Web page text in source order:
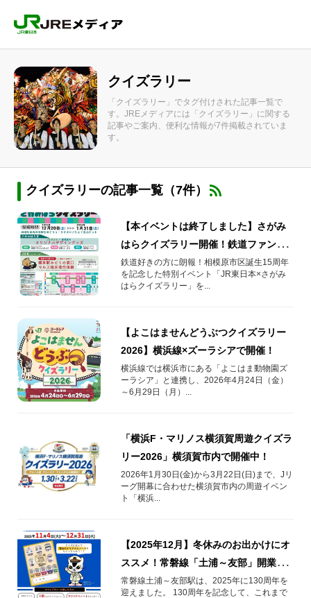
クイズラリー
「クイズラリー」でタグ付けされた記事一覧で
す。JREメディアには「クイズラリー」に関する
記事やご案内、便利な情報が7件掲載されていま
す。
クイズラリーの記事一覧（7件）
【本イベントは終了しました】さがみ
はらクイズラリー開催！鉄道ファン必
見、マルス端末操作体験も抽選で当た
ります
鉄道好きの方に朗報！相模原市区誕生15周年
を記念した特別イベント「JR東日本×さがみ
はらクイズラリー」を...
【よこはませんどうぶつクイズラリー
2026】横浜線×ズーラシアで開催！
横浜線では横浜市にある「よこはま動物園ズ
ーラシア」と連携し、2026年4月24日（金）
～6月29日（月）...
「横浜F・マリノス横須賀周遊クイズラ
リー2026」横須賀市内で開催中！
2026年1月30日(金)から3月22日(日)まで、Jリ
ーグ開幕に合わせた横須賀市内の周遊イベン
ト「横浜...
【2025年12月】冬休みのお出かけにオ
ススメ！常磐線「土浦～友部」開業130
周年記念クイズラリー
常磐線土浦～友部駅は、2025年に130周年を
迎えました。 130周年を記念して、これまで